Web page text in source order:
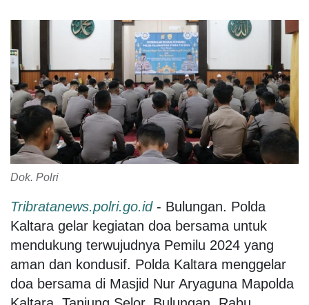
Dok. Polri
Tribratanews.polri.go.id - Bulungan. Polda
Kaltara gelar kegiatan doa bersama untuk
mendukung terwujudnya Pemilu 2024 yang
aman dan kondusif. Polda Kaltara menggelar
doa bersama di Masjid Nur Aryaguna Mapolda